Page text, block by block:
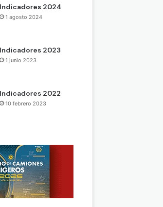
Indicadores 2024
1 agosto 2024
Indicadores 2023
1 junio 2023
Indicadores 2022
10 febrero 2023